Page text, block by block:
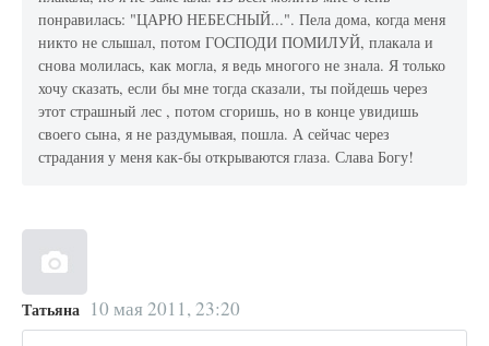
понравилась: "ЦАРЮ НЕБЕСНЫЙ...". Пела дома, когда меня
никто не слышал, потом ГОСПОДИ ПОМИЛУЙ, плакала и
снова молилась, как могла, я ведь многого не знала. Я только
хочу сказать, если бы мне тогда сказали, ты пойдешь через
этот страшный лес , потом сгоришь, но в конце увидишь
своего сына, я не раздумывая, пошла. А сейчас через
страдания у меня как-бы открываются глаза. Слава Богу!
Татьяна 10 мая 2011, 23:20